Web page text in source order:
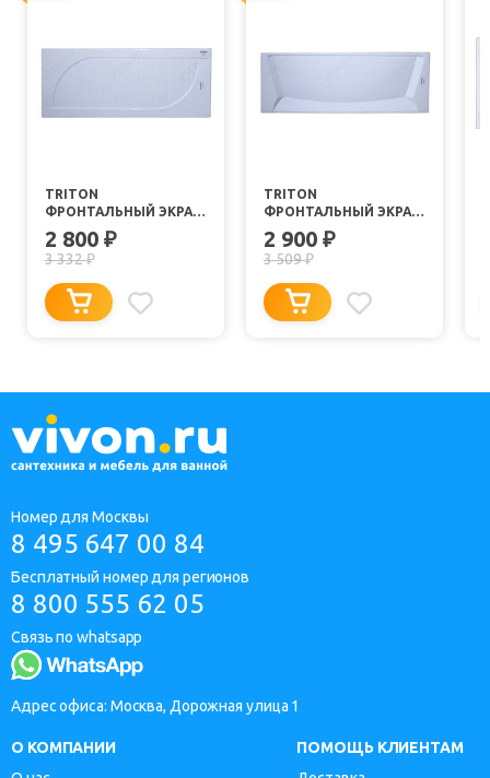
TRITON
ФРОНТАЛЬНЫЙ ЭКРАН
СТАНДАРТ 120
2 800 ₽
3 332₽
TRITON
ФРОНТАЛЬНЫЙ ЭКРАН
СТАНДАРТ 130
2 900 ₽
3 509₽
Номер для Москвы
8 495 647 00 84
Бесплатный номер для регионов
8 800 555 62 05
Связь по whatsapp
Адрес офиса: Москва, Дорожная улица 1
О КОМПАНИИ
ПОМОЩЬ КЛИЕНТАМ